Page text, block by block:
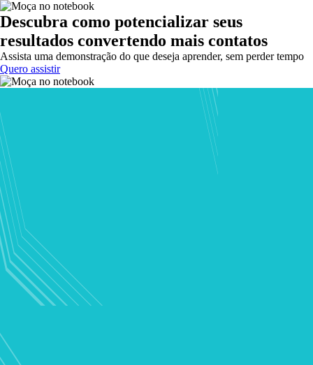
Descubra como potencializar seus
resultados convertendo mais contatos
Assista uma demonstração do que deseja aprender, sem perder tempo
Quero assistir